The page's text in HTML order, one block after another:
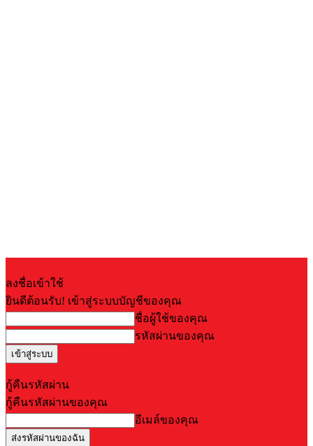
ลงชื่อเข้าใช้
ยินดีต้อนรับ! เข้าสู่ระบบบัญชีของคุณ
ชื่อผู้ใช้ของคุณ
รหัสผ่านของคุณ
กู้คืนรหัสผ่าน
กู้คืนรหัสผ่านของคุณ
อีเมล์ของคุณ